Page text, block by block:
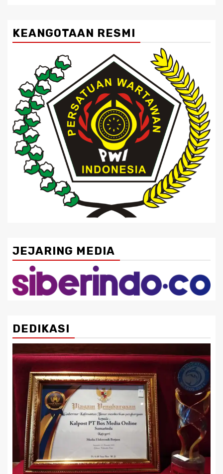
KEANGOTAAN RESMI
JEJARING MEDIA
DEDIKASI